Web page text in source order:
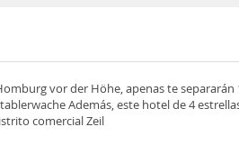
vor der Höhe, apenas te separarán
Además, este hotel de 4
comercial Zeil